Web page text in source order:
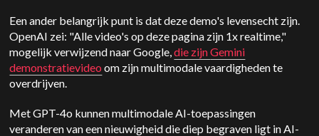
Een ander belangrijk punt is dat deze demo's levensecht zijn.
OpenAI zei: "Alle video's op deze pagina zijn 1x realtime,"
mogelijk verwijzend naar Google,die zijnGemini
demonstratievideo om zijn multimodale vaardigheden te
overdrijven.
Met GPT-4o kunnen multimodale AI-toepassingen
veranderen van een nieuwigheid die diep begraven ligt in AI-